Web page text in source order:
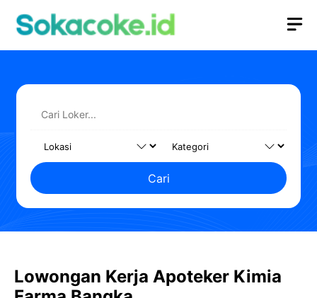
Cari
Lowongan Kerja Apoteker Kimia